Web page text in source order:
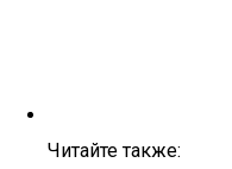
Читайте также: